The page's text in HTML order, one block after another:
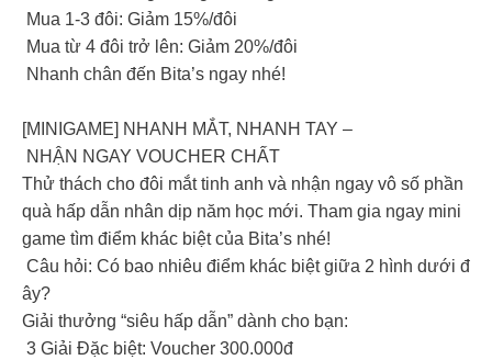
Mua 1-3 đôi: Giảm 15%/đôi
Mua từ 4 đôi trở lên: Giảm 20%/đôi
Nhanh chân đến Bita’s ngay nhé!
[MINIGAME] NHANH MẮT, NHANH TAY –
NHẬN NGAY VOUCHER CHẤT
Thử thách cho đôi mắt tinh anh và nhận ngay vô số phần
quà hấp dẫn nhân dịp năm học mới. Tham gia ngay mini
game tìm điểm khác biệt của Bita’s nhé!
Câu hỏi: Có bao nhiêu điểm khác biệt giữa 2 hình dưới đ
ây?
Giải thưởng “siêu hấp dẫn” dành cho bạn:
3 Giải Đặc biệt: Voucher 300.000đ